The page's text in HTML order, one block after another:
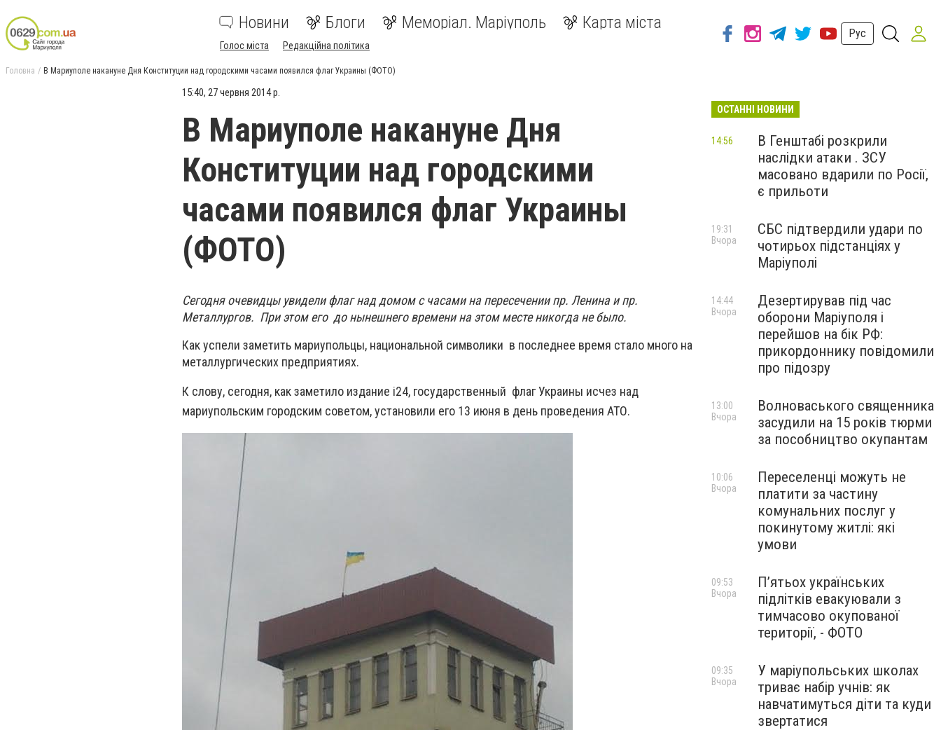
Новини Блоги Меморіал. Маріуполь Карта міста
Голос міста Редакційна політика
Рус
Головна В Мариуполе накануне Дня Конституции над городскими часами появился флаг Украины (ФОТО)
15:40, 27 червня 2014 р.
В Мариуполе накануне Дня
Конституции над городскими
часами появился флаг Украины
(ФОТО)
Сегодня очевидцы увидели флаг над домом с часами на пересечении пр. Ленина и пр.
Металлургов. При этом его до нынешнего времени на этом месте никогда не было.
Как успели заметить мариупольцы, национальной символики в последнее время стало много на
металлургических предприятиях.
К слову, сегодня, как заметило издание i24, государственный флагУкраины исчез над
мариупольским городским советом, установили его 13 июня в день проведения АТО.
ОСТАННІ НОВИНИ
В Генштабі розкрили
наслідки атаки . ЗСУ
масовано вдарили по Росії,
є прильоти
14:56
СБС підтвердили удари по
чотирьох підстанціях у
Маріуполі
19:31
Вчора
Дезертирував під час
оборони Маріуполя і
перейшов на бік РФ:
прикордоннику повідомили
про підозру
14:44
Вчора
Волноваського священника
засудили на 15 років тюрми
за пособництво окупантам
13:00
Вчора
Переселенці можуть не
платити за частину
комунальних послуг у
покинутому житлі: які
умови
10:06
Вчора
П’ятьох українських
підлітків евакуювали з
тимчасово окупованої
території, - ФОТО
09:53
Вчора
У маріупольських школах
триває набір учнів: як
навчатимуться діти та куди
звертатися
09:35
Вчора